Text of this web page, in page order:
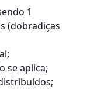
1
(dobradiças
se aplica;